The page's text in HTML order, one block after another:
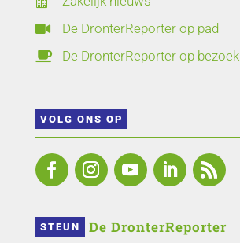
 De DronterReporter op pad
 De DronterReporter op bezoek
VOLG ONS OP
STEUN De DronterReporter